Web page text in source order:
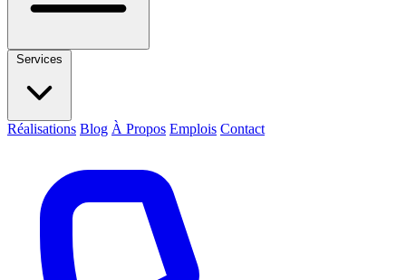
Services
Réalisations Blog À Propos Emplois Contact